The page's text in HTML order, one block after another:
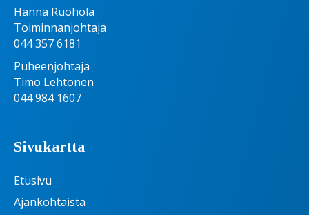
Hanna Ruohola
Toiminnanjohtaja
044 357 6181
Puheenjohtaja
Timo Lehtonen
044 984 1607
Sivukartta
Etusivu
Ajankohtaista